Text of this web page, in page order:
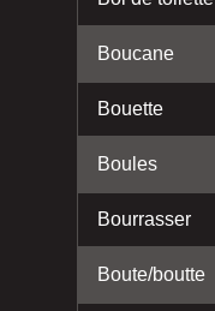
Boucane
Bouette
Boules
Bourrasser
Boute/boutte